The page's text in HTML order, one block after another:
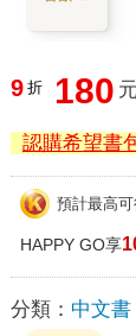
9 折 180 元
認購希望書
預計最高
HAPPY GO享
分類： 中文書